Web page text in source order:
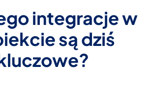
integracje w
są dziś